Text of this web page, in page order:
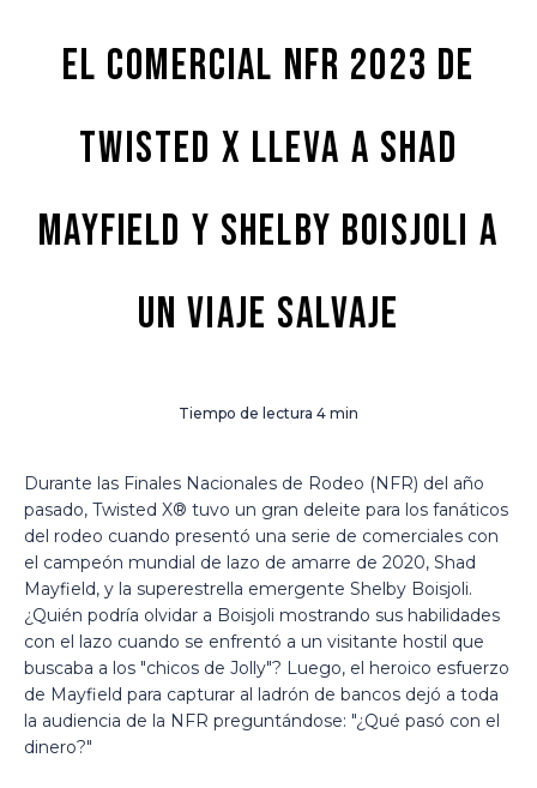
El comercial NFR 2023 de
Twisted X lleva a Shad
Mayfield y Shelby Boisjoli a
un viaje salvaje
Tiempo de lectura 4 min
Durante las Finales Nacionales de Rodeo (NFR) del año
pasado, Twisted X® tuvo un gran deleite para los fanáticos
del rodeo cuando presentó una serie de comerciales con
el campeón mundial de lazo de amarre de 2020, Shad
Mayfield, y la superestrella emergente Shelby Boisjoli.
¿Quién podría olvidar a Boisjoli mostrando sus habilidades
con el lazo cuando se enfrentó a un visitante hostil que
buscaba a los "chicos de Jolly"? Luego, el heroico esfuerzo
de Mayfield para capturar al ladrón de bancos dejó a toda
la audiencia de la NFR preguntándose: "¿Qué pasó con el
dinero?"